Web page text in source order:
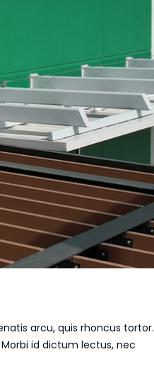
arcu, quis rhoncus tortor.
id dictum lectus, nec